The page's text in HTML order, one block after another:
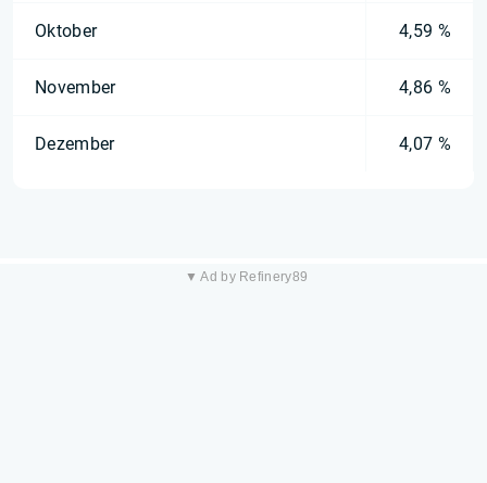
Oktober 4,59 %
November 4,86 %
Dezember 4,07 %
▼ Ad by Refinery89